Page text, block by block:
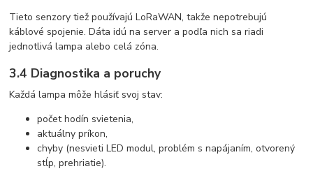
Tieto senzory tiež používajú LoRaWAN, takže nepotrebujú
káblové spojenie. Dáta idú na server a podľa nich sa riadi
jednotlivá lampa alebo celá zóna.
3.4 Diagnostika a poruchy
Každá lampa môže hlásiť svoj stav:
počet hodín svietenia,
aktuálny príkon,
chyby (nesvieti LED modul, problém s napájaním, otvorený
stĺp, prehriatie).